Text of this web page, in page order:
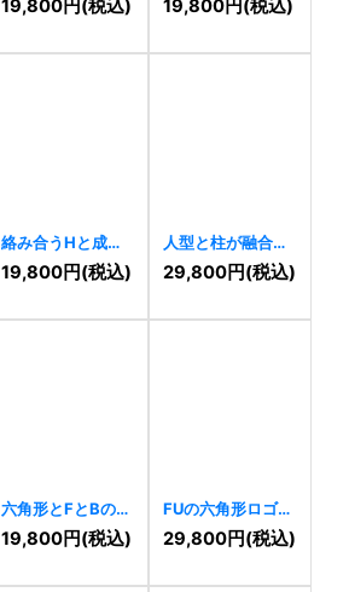
19,800円(税込)
ハウスロゴ
19,800円(税込)
絡み合うHと成長
のロゴ [10240]
19,800円(税込)
人型と柱が融合し
たT字の建設ロゴ
10163 ]
29,800円(税込)
六角形とFとBのロ
ゴ[ 9993]
19,800円(税込)
FUの六角形ロゴ
[9991]
29,800円(税込)